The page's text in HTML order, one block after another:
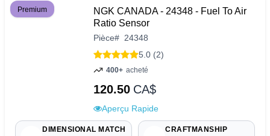
Premium
NGK CANADA - 24348 - Fuel To Air
Ratio Sensor
Pièce# 24348
5.0 (2)
400+ acheté
120.50 CA$
Aperçu Rapide
DIMENSIONAL MATCH
CRAFTMANSHIP